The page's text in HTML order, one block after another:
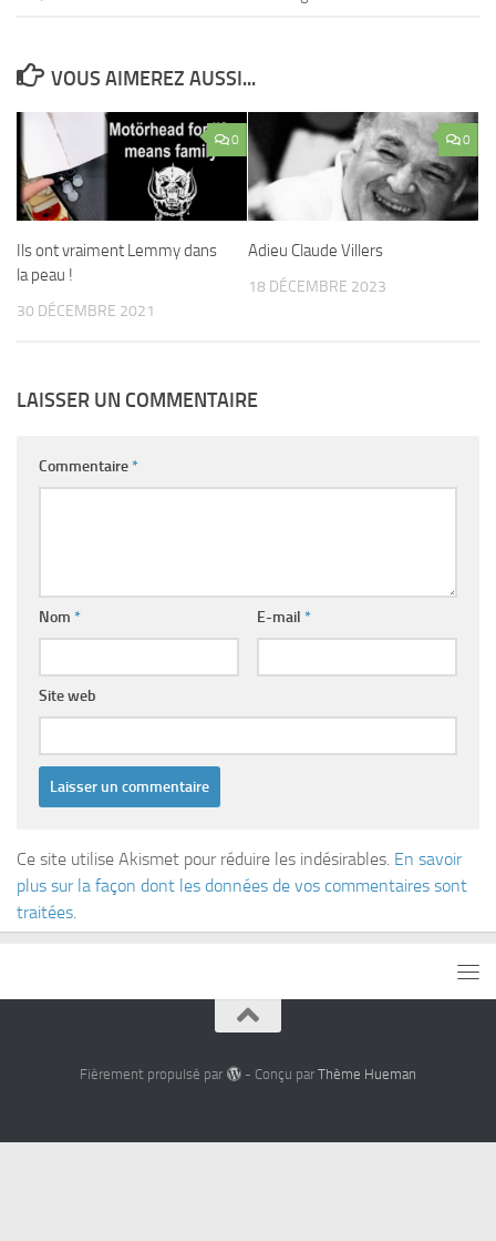
VOUS AIMEREZ AUSSI...
0
Ils ont vraiment Lemmy dans
la peau !
30 DÉCEMBRE 2021
0
Adieu Claude Villers
18 DÉCEMBRE 2023
LAISSER UN COMMENTAIRE
Commentaire*
Nom * E-mail *
Site web
Ce site utilise Akismet pour réduire les indésirables. En savoir
plus sur la façon dont les données de vos commentaires sont
traitées.
Fièrement propulsé par - Conçu par Thème Hueman